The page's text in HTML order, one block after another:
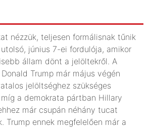
nézzük, teljesen formálisnak tűnik
június 7-ei fordulója, amikor
állam dönt a jelöltekről. A
Trump már május végén
jelöltséghez szükséges
a demokrata pártban Hillary
már csupán néhány tucat
Trump ennek megfelelően már a